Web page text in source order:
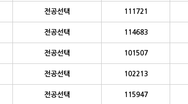
전공선택 111721
전공선택 114683
전공선택 101507
전공선택 102213
전공선택 115947